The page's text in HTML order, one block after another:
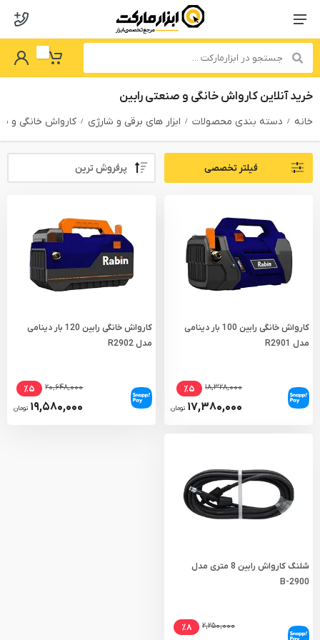
Menu Navigation
My Basket
Password
خرید آنلاین کارواش خانگی و صنعتی رابین
خانه دسته بندی محصولات ابزار های برقی و شارژی کارواش خانگی و
PRODUCTS FILTERفیلتر تخصصی
کارواش خانگی رابین 100 بار دینامی
مدل R2901
۱۸,۳۲۸,۰۰۰ ٪۵
۱۷,۳۸۰,۰۰۰ تومان
کارواش خانگی رابین 120 بار دینامی
مدل R2902
۲۰,۶۴۸,۰۰۰ ٪۵
۱۹,۵۸۰,۰۰۰ تومان
شلنگ کارواش رابین 8 متری مدل
2900-B
۲,۲۵۰,۰۰۰ ٪۸